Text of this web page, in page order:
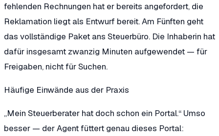
fehlenden Rechnungen hat er bereits angefordert, die
Reklamation liegt als Entwurf bereit. Am Fünften geht
das vollständige Paket ans Steuerbüro. Die Inhaberin hat
dafür insgesamt zwanzig Minuten aufgewendet — für
Freigaben, nicht für Suchen.
Häufige Einwände aus der Praxis
„Mein Steuerberater hat doch schon ein Portal.“ Umso
besser — der Agent füttert genau dieses Portal: